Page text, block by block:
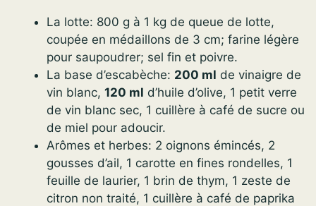
La lotte: 800 g à 1 kg de queue de lotte,
coupée en médaillons de 3 cm; farine légère
pour saupoudrer; sel fin et poivre.
La base d’escabèche: 200 ml de vinaigre de
vin blanc, 120 ml d’huile d’olive, 1 petit verre
de vin blanc sec, 1 cuillère à café de sucre ou
de miel pour adoucir.
Arômes et herbes: 2 oignons émincés, 2
gousses d’ail, 1 carotte en fines rondelles, 1
feuille de laurier, 1 brin de thym, 1 zeste de
citron non traité, 1 cuillère à café de paprika